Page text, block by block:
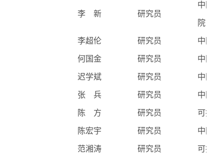
李 新 研究员
中国科
院
李超伦 研究员 中国科
何国金 研究员 中国科
迟学斌 研究员 中国科
张 兵 研究员 中国科
陈 方 研究员 可持续
陈宏宇 研究员 中国科
范湘涛 研究员 可持续